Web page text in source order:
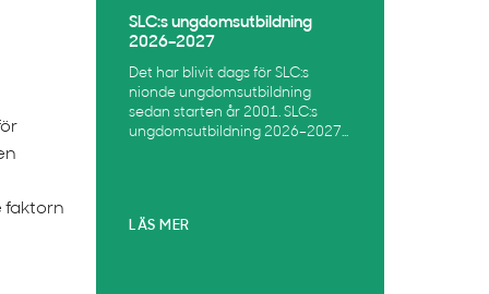
faktorn
SLC:s ungdomsutbildning
2026–2027
Det har blivit dags för SLC:s
nionde ungdomsutbildning
sedan starten år 2001. SLC:s
ungdomsutbildning 2026–2027...
LÄS MER